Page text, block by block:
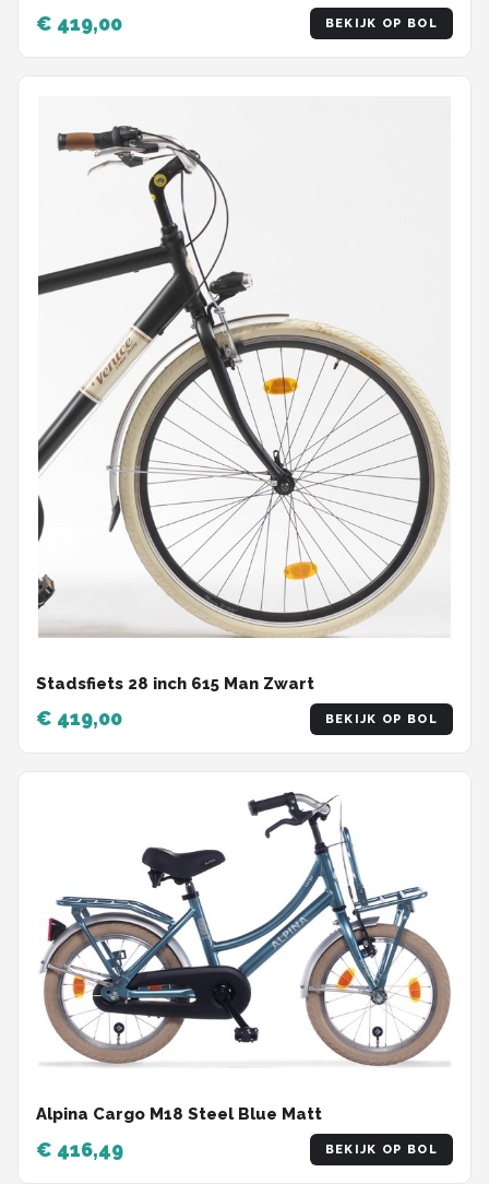
€ 419,00 BEKIJK OP BOL
Stadsfiets 28 inch 615 Man Zwart
€ 419,00 BEKIJK OP BOL
Alpina Cargo M18 Steel Blue Matt
€ 416,49 BEKIJK OP BOL